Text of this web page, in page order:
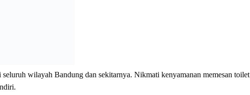
wilayah Bandung dan sekitarnya. Nikmati kenyamanan memesan toilet